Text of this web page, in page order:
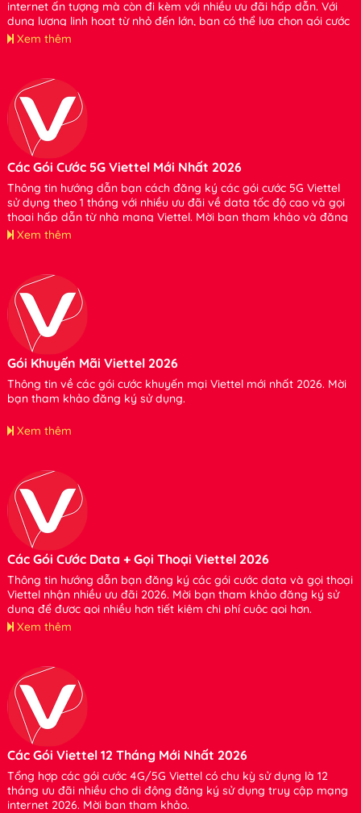
internet ấn tượng mà còn đi kèm với nhiều ưu đãi hấp dẫn. Với
dung lượng linh hoạt từ nhỏ đến lớn, bạn có thể lựa chọn gói cước
phù hợp với nhu cầu của mình mà không cần lo lắng về việc tiêu
Xem thêm
Các Gói Cước 5G Viettel Mới Nhất 2026
Thông tin hướng dẫn bạn cách đăng ký các gói cước 5G Viettel
sử dụng theo 1 tháng với nhiều ưu đãi về data tốc độ cao và gọi
thoại hấp dẫn từ nhà mạng Viettel. Mời bạn tham khảo và đăng
ký sử dụng nhé
Xem thêm
Gói Khuyến Mãi Viettel 2026
Thông tin về các gói cước khuyến mại Viettel mới nhất 2026. Mời
bạn tham khảo đăng ký sử dụng.
Xem thêm
Các Gói Cước Data + Gọi Thoại Viettel 2026
Thông tin hướng dẫn bạn đăng ký các gói cước data và gọi thoại
Viettel nhận nhiều ưu đãi 2026. Mời bạn tham khảo đăng ký sử
dụng để được gọi nhiều hơn tiết kiệm chi phí cuộc gọi hơn.
Xem thêm
Các Gói Viettel 12 Tháng Mới Nhất 2026
Tổng hợp các gói cước 4G/5G Viettel có chu kỳ sử dụng là 12
tháng ưu đãi nhiều cho di động đăng ký sử dụng truy cập mạng
internet 2026. Mời bạn tham khảo.